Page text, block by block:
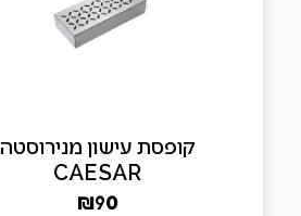
קופסת עישון מנירוסטה
CAESAR
₪90